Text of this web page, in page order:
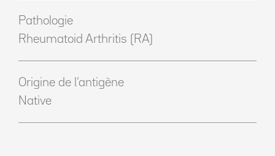
Pathologie
Rheumatoid Arthritis (RA)
Origine de l’antigène
Native